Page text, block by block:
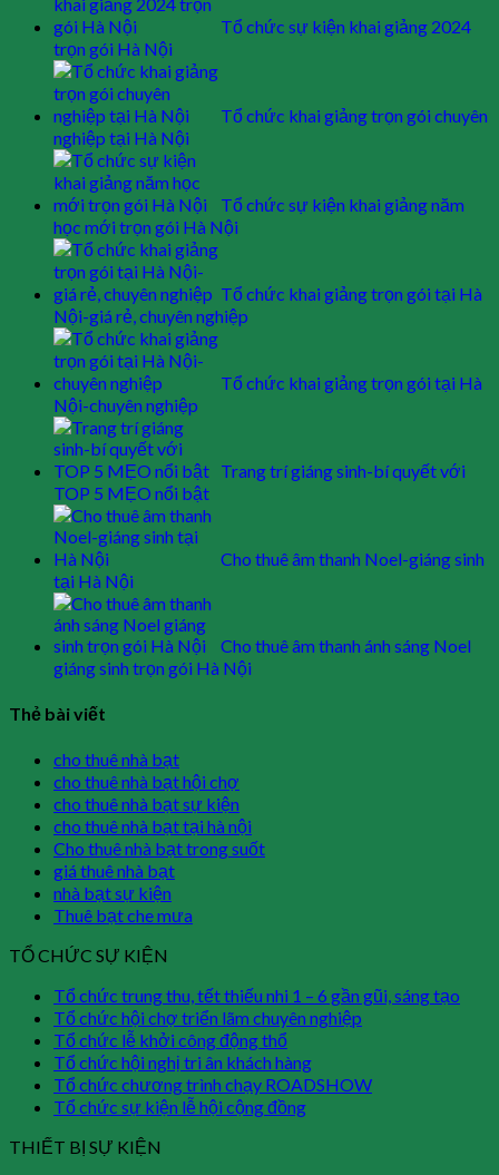
Tổ chức sự kiện khai giảng 2024
trọn gói Hà Nội
Tổ chức khai giảng trọn gói chuyên
nghiệp tại Hà Nội
Tổ chức sự kiện khai giảng năm
học mới trọn gói Hà Nội
Tổ chức khai giảng trọn gói tại Hà
Nội-giá rẻ, chuyên nghiệp
Tổ chức khai giảng trọn gói tại Hà
Nội-chuyên nghiệp
Trang trí giáng sinh-bí quyết với
TOP 5 MẸO nổi bật
Cho thuê âm thanh Noel-giáng sinh
tại Hà Nội
Cho thuê âm thanh ánh sáng Noel
giáng sinh trọn gói Hà Nội
Thẻ bài viết
cho thuê nhà bạt
cho thuê nhà bạt hội chợ
cho thuê nhà bạt sự kiện
cho thuê nhà bạt tại hà nội
Cho thuê nhà bạt trong suốt
giá thuê nhà bạt
nhà bạt sự kiện
Thuê bạt che mưa
TỔ CHỨC SỰ KIỆN
Tổ chức trung thu, tết thiếu nhi 1 – 6 gần gũi, sáng tạo
Tổ chức hội chợ triển lãm chuyên nghiệp
Tổ chức lễ khởi công động thổ
Tổ chức hội nghị tri ân khách hàng
Tổ chức chương trình chạy ROADSHOW
Tổ chức sự kiện lễ hội cộng đồng
THIẾT BỊ SỰ KIỆN